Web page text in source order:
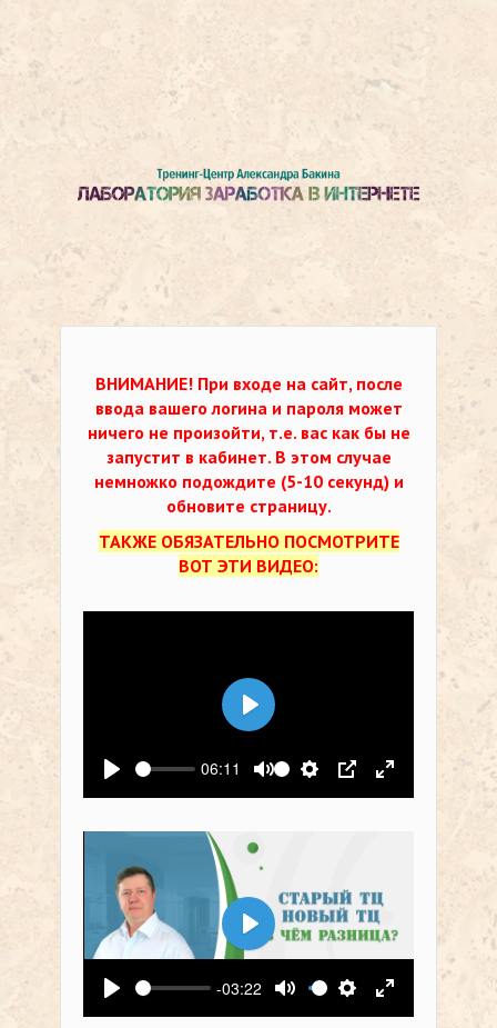
ВНИМАНИЕ! При входе на сайт, после
ввода вашего логина и пароля может
ничего не произойти, т.е. вас как бы не
запустит в кабинет. В этом случае
немножко подождите (5-10 секунд) и
обновите страницу.
ТАКЖЕ ОБЯЗАТЕЛЬНО ПОСМОТРИТЕ
ВОТ ЭТИ ВИДЕО:
Воспроизвести
06:11
Выключить звук
Настройки
PIP На весь
Воспроизвести
Воспроизвести
-03:22
Выключить звук
Настройки
На весь
Воспроизвести